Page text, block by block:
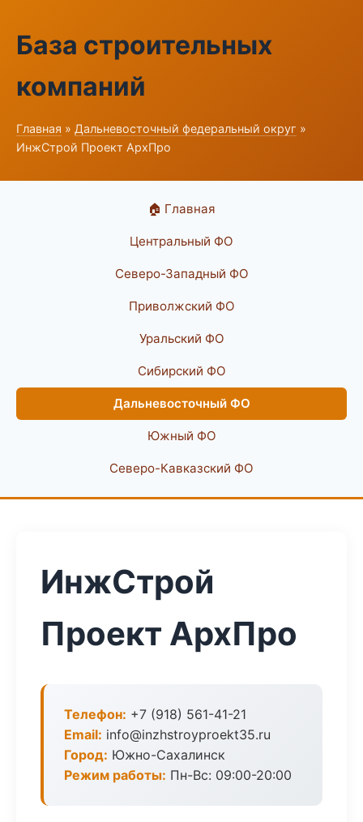
База строительных
компаний
Главная » Дальневосточный федеральный округ »
ИнжСтрой Проект АрхПро
🏠 Главная
Центральный ФО
Северо-Западный ФО
Приволжский ФО
Уральский ФО
Сибирский ФО
Дальневосточный ФО
Южный ФО
Северо-Кавказский ФО
ИнжСтрой
Проект АрхПро
Телефон: +7 (918) 561-41-21
Email: info@inzhstroyproekt35.ru
Город: Южно-Сахалинск
Режим работы: Пн-Вс: 09:00-20:00